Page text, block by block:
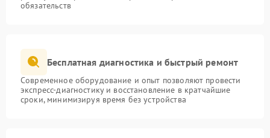
обязательств
Бесплатная диагностика и быстрый ремонт
Современное оборудование и опыт позволяют провести
экспресс-диагностику и восстановление в кратчайшие
сроки, минимизируя время без устройства